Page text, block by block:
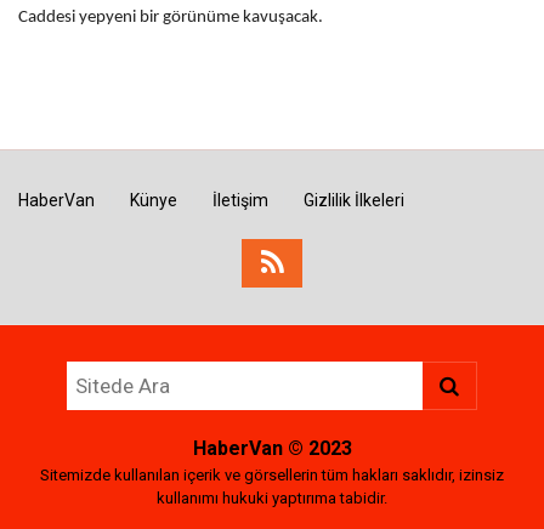
Caddesi yepyeni bir görünüme kavuşacak.
HaberVan Künye İletişim Gizlilik İlkeleri
HaberVan© 2023
Sitemizde kullanılan içerik ve görsellerin tüm hakları saklıdır, izinsiz
kullanımı hukuki yaptırıma tabidir.